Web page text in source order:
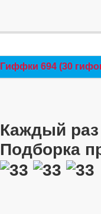
Гиффки 694 (30
Каждый
Подборка